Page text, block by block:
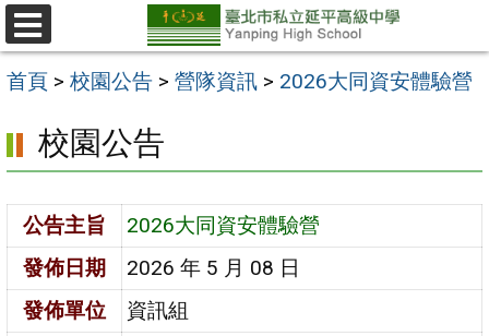
跳
至
主
容
區
選
單
首頁 > 校園公告 > 營隊資訊 > 2026大同資安體驗營
校園公告
公告主旨
2026大同資安體驗營
發佈日期
2026 年 5 月 08 日
發佈單位
資訊組